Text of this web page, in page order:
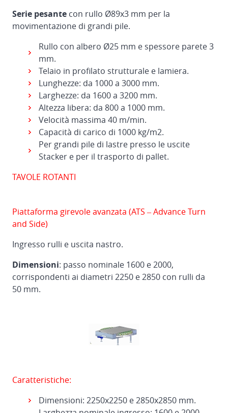
Serie pesante con rullo Ø89x3 mm per la
movimentazione di grandi pile.
Rullo con albero Ø25 mm e spessore parete 3
mm.
Telaio in profilato strutturale e lamiera.
Lunghezze: da 1000 a 3000 mm.
Larghezze: da 1600 a 3200 mm.
Altezza libera: da 800 a 1000 mm.
Velocità massima 40 m/min.
Capacità di carico di 1000 kg/m2.
Per grandi pile di lastre presso le uscite
Stacker e per il trasporto di pallet.
TAVOLE ROTANTI
Piattaforma girevole avanzata (ATS – Advance Turn
and Side)
Ingresso rulli e uscita nastro.
Dimensioni: passo nominale 1600 e 2000,
corrispondenti ai diametri 2250 e 2850 con rulli da
50 mm.
Caratteristiche:
Dimensioni: 2250x2250 e 2850x2850 mm.